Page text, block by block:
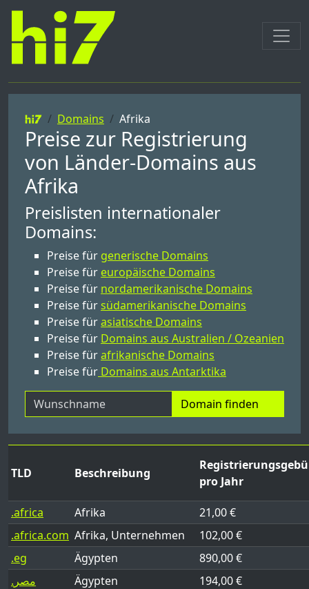
Domains Afrika
Preise zur Registrierung
von Länder-Domains aus
Afrika
Preislisten internationaler
Domains:
Preise für generische Domains
Preise für europäische Domains
Preise für nordamerikanische Domains
Preise für südamerikanische Domains
Preise fürasiatische Domains
Preise für Domains aus Australien / Ozeanien
Preise fürafrikanische Domains
Preise für Domains aus Antarktika
Domain finden
TLD Beschreibung
pro Jahr
.africa Afrika
21,00 €
.africa.com Afrika, Unternehmen
102,00 €
.eg
Ägypten
890,00 €
.مصر
Ägypten
194,00 €